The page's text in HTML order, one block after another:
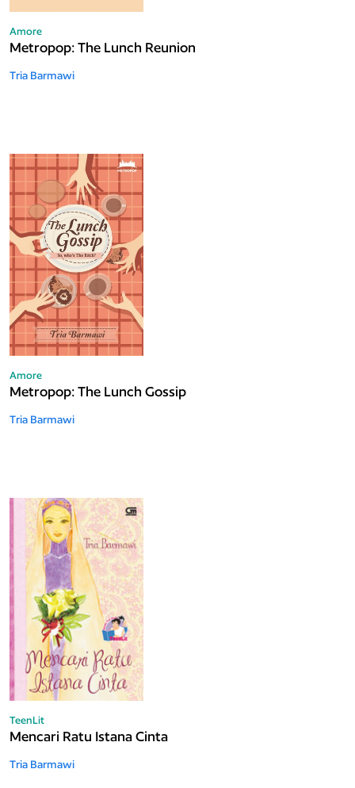
Amore
Metropop: The Lunch Reunion
Tria Barmawi
Amore
Metropop: The Lunch Gossip
Tria Barmawi
TeenLit
Mencari Ratu Istana Cinta
Tria Barmawi